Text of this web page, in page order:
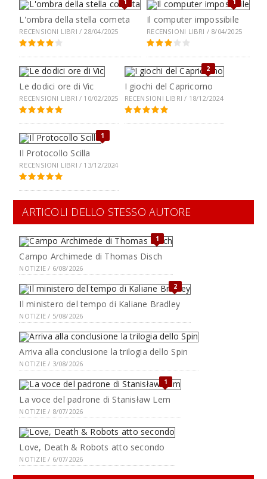
1
L'ombra della stella cometa
RECENSIONI LIBRI / 28/04/2025
1
Il computer impossibile
RECENSIONI LIBRI / 8/04/2025
Le dodici ore di Vic
RECENSIONI LIBRI / 10/02/2025
2
I giochi del Capricorno
RECENSIONI LIBRI / 18/12/2024
1
Il Protocollo Scilla
RECENSIONI LIBRI / 13/12/2024
ARTICOLI DELLO STESSO AUTORE
1
Campo Archimede di Thomas Disch
NOTIZIE / 6/08/2026
2
Il ministero del tempo di Kaliane Bradley
NOTIZIE / 5/08/2026
Arriva alla conclusione la trilogia dello Spin
NOTIZIE / 3/08/2026
1
La voce del padrone di Stanisław Lem
NOTIZIE / 8/07/2026
Love, Death & Robots atto secondo
NOTIZIE / 6/07/2026